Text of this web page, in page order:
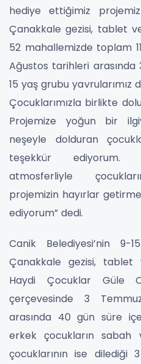
hediye ettiğimiz
Çanakkale gezisi, tablet
52 mahallemizde toplam
Ağustos tarihleri
15 yaş grubu yavrularımız
Çocuklarımızla birlikte
Projemize yoğun bir
neşeyle dolduran
teşekkür ediyorum.
atmosferliyle
projemizin hayırlar
ediyorum” dedi.
Canik Belediyesi’nin
Çanakkale gezisi,
Haydi Çocuklar Güle
çerçevesinde 3
arasında 40 gün süre
erkek çocukların sabah
çocuklarının ise